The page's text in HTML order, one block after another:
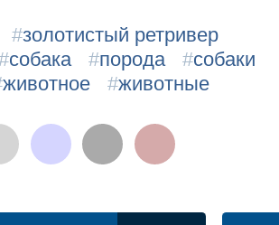
#золотистый ретривер
собака #порода #собаки
животное #животные